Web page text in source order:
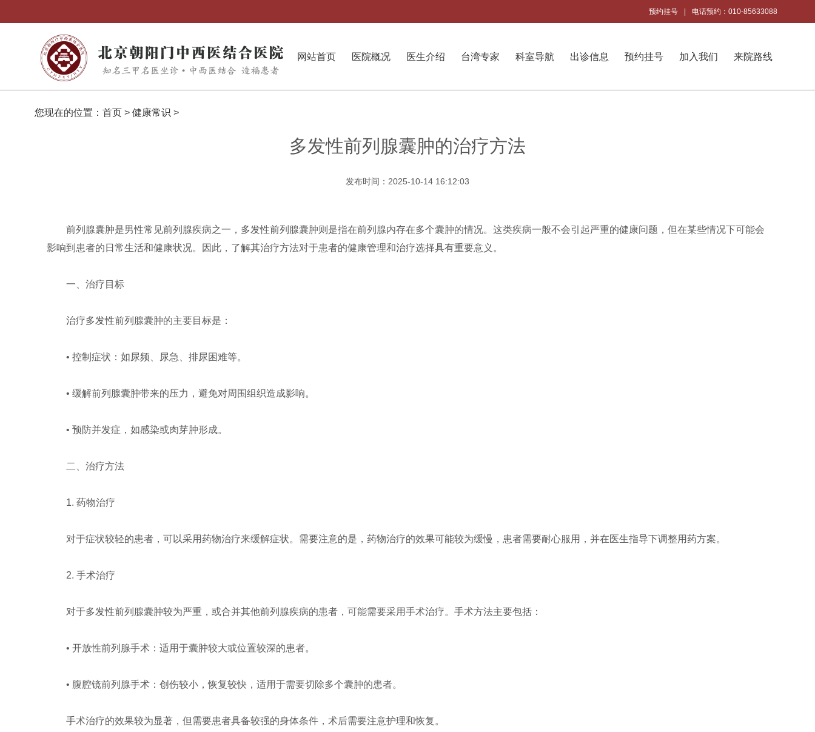
电话预约：010-85633088
预约挂号
网站首页 医院概况 医生介绍 台湾专家 科室导航 出诊信息 预约挂号 加入我们 来院路线
您现在的位置： 首页 > 健康常识 >
多发性前列腺囊肿的治疗方法
发布时间：2025-10-14 16:12:03
前列腺囊肿是男性常见前列腺疾病之一，多发性前列腺囊肿则是指在前列腺内存在多个囊肿的情况。这类疾病一般不会引起严重的健康问题，但在某些情况下可能会
影响到患者的日常生活和健康状况。因此，了解其治疗方法对于患者的健康管理和治疗选择具有重要意义。
一、治疗目标
治疗多发性前列腺囊肿的主要目标是：
• 控制症状：如尿频、尿急、排尿困难等。
• 缓解前列腺囊肿带来的压力，避免对周围组织造成影响。
• 预防并发症，如感染或肉芽肿形成。
二、治疗方法
1. 药物治疗
对于症状较轻的患者，可以采用药物治疗来缓解症状。需要注意的是，药物治疗的效果可能较为缓慢，患者需要耐心服用，并在医生指导下调整用药方案。
2. 手术治疗
对于多发性前列腺囊肿较为严重，或合并其他前列腺疾病的患者，可能需要采用手术治疗。手术方法主要包括：
• 开放性前列腺手术：适用于囊肿较大或位置较深的患者。
• 腹腔镜前列腺手术：创伤较小，恢复较快，适用于需要切除多个囊肿的患者。
手术治疗的效果较为显著，但需要患者具备较强的身体条件，术后需要注意护理和恢复。